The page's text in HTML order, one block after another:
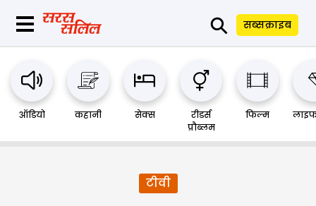
⚲ सब्सक्राइब
ऑडियो कहानी सेक्स
रीडर्स
प्रौब्लम
फिल्म
टीवी